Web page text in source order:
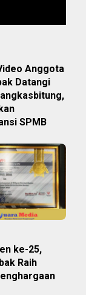
Anggota
Datangi
SPMB
ke-25,
Raih